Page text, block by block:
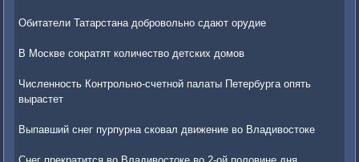
Обитатели Татарстана добровольно сдают орудие
В Москве сократят количество детских домов
Численность Контрольно-счетной палаты Петербурга опять
вырастет
Выпавший снег пурпурна сковал движение во Владивостоке